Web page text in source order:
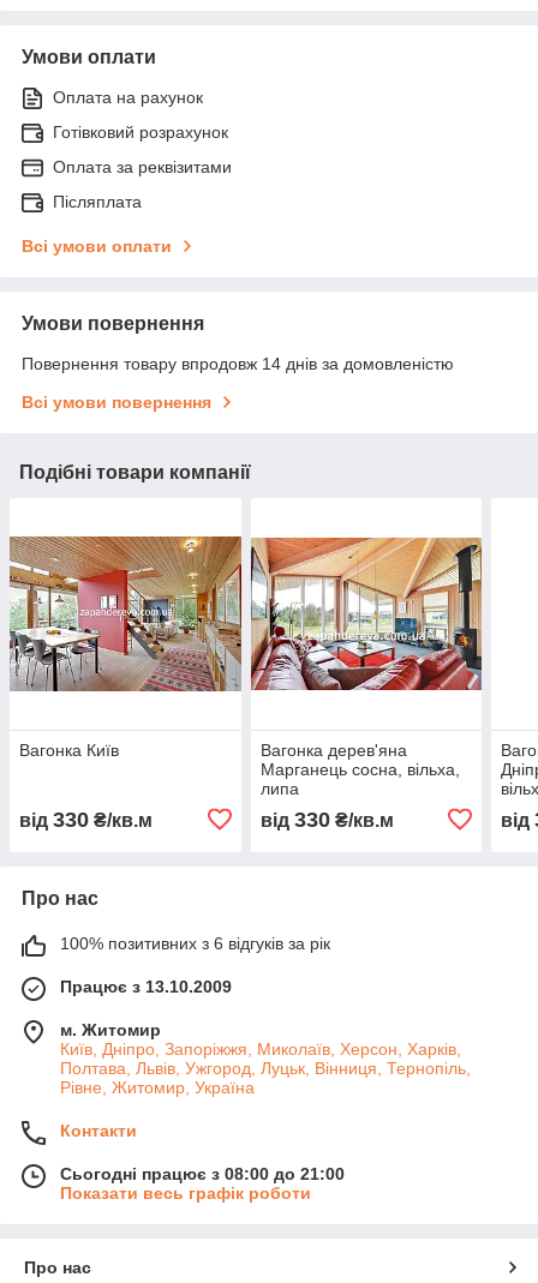
Умови оплати
Оплата на рахунок
Готівковий розрахунок
Оплата за реквізитами
Післяплата
Всі умови оплати
Умови повернення
Повернення товару впродовж 14 днів за домовленістю
Всі умови повернення
Подібні товари компанії
Вагонка Київ
від 330 ₴/кв.м
Вагонка дерев'яна
Марганець сосна, вільха,
липа
від 330₴/кв.м від
Про нас
100% позитивних з 6 відгуків за рік
Працює з 13.10.2009
м. Житомир
Київ, Дніпро, Запоріжжя, Миколаїв, Херсон, Харків,
Полтава, Львів, Ужгород, Луцьк, Вінниця, Тернопіль,
Рівне, Житомир, Україна
Контакти
Сьогодні працює з 08:00 до 21:00
Показати весь графік роботи
Про нас